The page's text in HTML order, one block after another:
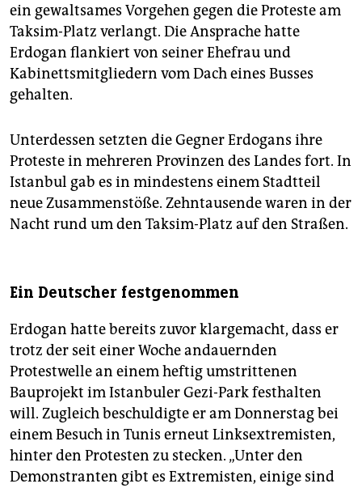
ein gewaltsames Vorgehen gegen die Proteste am
Taksim-Platz verlangt. Die Ansprache hatte
Erdogan flankiert von seiner Ehefrau und
Kabinettsmitgliedern vom Dach eines Busses
gehalten.
Unterdessen setzten die Gegner Erdogans ihre
Proteste in mehreren Provinzen des Landes fort. In
Istanbul gab es in mindestens einem Stadtteil
neue Zusammenstöße. Zehntausende waren in der
Nacht rund um den Taksim-Platz auf den Straßen.
Ein Deutscher festgenommen
Erdogan hatte bereits zuvor klargemacht, dass er
trotz der seit einer Woche andauernden
Protestwelle an einem heftig umstrittenen
Bauprojekt im Istanbuler Gezi-Park festhalten
will. Zugleich beschuldigte er am Donnerstag bei
einem Besuch in Tunis erneut Linksextremisten,
hinter den Protesten zu stecken. „Unter den
Demonstranten gibt es Extremisten, einige sind